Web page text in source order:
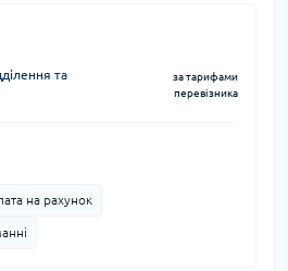
та
за тарифами
перевізника
на рахунок